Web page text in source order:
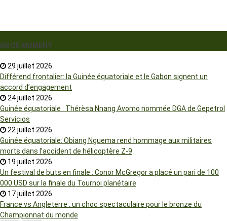
EN CE MOMENT
29 juillet 2026
Différend frontalier: la Guinée équatoriale et le Gabon signent un
accord d’engagement
24 juillet 2026
Guinée équatoriale : Thérèsa Nnang Avomo nommée DGA de Gepetrol
Servicios
22 juillet 2026
Guinée équatoriale: Obiang Nguema rend hommage aux militaires
morts dans l’accident de hélicoptère Z-9
19 juillet 2026
Un festival de buts en finale : Conor McGregor a placé un pari de 100
000 USD sur la finale du Tournoi planétaire
17 juillet 2026
France vs Angleterre : un choc spectaculaire pour le bronze du
Championnat du monde